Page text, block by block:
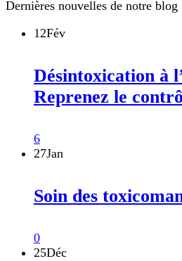
Dernières nouvelles de notre blog
12Fév
Désintoxication à
Reprenez le
6
27Jan
Soin des
0
25Déc